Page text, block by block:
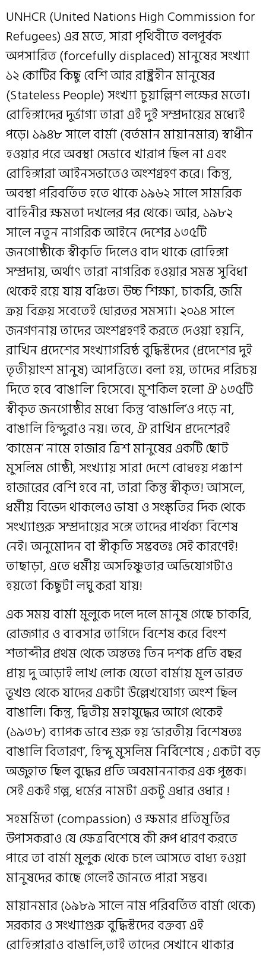
UNHCR (United Nations High Commission for
Refugees) এর মতে, সারা পৃথিবীতে বলপূর্বক
অপসারিত (forcefully displaced) মানুষের সংখ্যা
১২ কোটির কিছু বেশি আর রাষ্ট্রহীন মানুষের
(Stateless People) সংখ্যা চুয়াল্লিশ লক্ষের মতো।
রোহিঙ্গাদের দুর্ভাগ্য তারা এই দুই সম্প্রদায়ের মধ্যেই
পড়ে। ১৯৪৮ সালে বার্মা (বর্তমান মায়ানমার) স্বাধীন
হওয়ার পরে অবস্থা সেভাবে খারাপ ছিল না এবং
রোহিঙ্গারা আইনসভাতেও অংশগ্রহণ করে। কিন্তু,
অবস্থা পরিবর্তিত হতে থাকে ১৯৬২ সালে সামরিক
বাহিনীর ক্ষমতা দখলের পর থেকে। আর, ১৯৮২
সালে নতুন নাগরিক আইনে দেশের ১৩৫টি
জনগোষ্ঠীকে স্বীকৃতি দিলেও বাদ থাকে রোহিঙ্গা
সম্প্রদায়, অর্থাৎ তারা নাগরিক হওয়ার সমস্ত সুবিধা
থেকেই রয়ে যায় বঞ্চিত। উচ্চ শিক্ষা, চাকরি, জমি
ক্রয় বিক্রয় সবেতেই ঘোরতর সমস্যা। ২০১৪ সালে
জনগণনায় তাদের অংশগ্রহণই করতে দেওয়া হয়নি,
রাখিন প্রদেশের সংখ‍্যাগরিষ্ঠ বুদ্ধিস্টদের (প্রদেশের দুই
তৃতীয়াংশ মানুষ) আপত্তিতে। বলা হয়, তাদের পরিচয়
দিতে হবে ‘বাঙালি’ হিসেবে। মুশকিল হলো ঐ ১৩৫টি
স্বীকৃত জনগোষ্ঠীর মধ্যে কিন্তু ‘বাঙালি’ও পড়ে না,
বাঙালি হিন্দুরাও নয়। তবে, ঐ রাখিন প্রদেশেরই
‘কামেন’ নামে হাজার ত্রিশ মানুষের একটি ছোট
মুসলিম গোষ্ঠী, সংখ্যায় সারা দেশে বোধহয় পঞ্চাশ
হাজারের বেশি হবে না, তারা কিন্তু স্বীকৃত! আসলে,
ধর্মীয় বিভেদ থাকলেও ভাষা ও সংস্কৃতির দিক থেকে
সংখ্যাগুরু সম্প্রদায়ের সঙ্গে তাদের পার্থক্য বিশেষ
নেই। অনুমোদন বা স্বীকৃতি সম্ভবতঃ সেই কারণেই!
তাছাড়া, এতে ধর্মীয় অসহিষ্ণুতার অভিযোগটাও
হয়তো কিছুটা লঘু করা যায়!
এক সময় বার্মা মুলুকে দলে দলে মানুষ গেছে চাকরি,
রোজগার ও ব্যবসার তাগিদে‌ বিশেষ করে বিংশ
শতাব্দীর প্রথম থেকে অন্ততঃ তিন দশক প্রতি বছর
প্রায় দু আড়াই লাখ লোক যেতো বার্মায় মূল ভারত
ভূখণ্ড থেকে যাদের একটা উল্লেখযোগ্য অংশ ছিল
বাঙালি। কিন্তু, দ্বিতীয় মহাযুদ্ধের আগে থেকেই
(১৯৩৮) ব্যাপক ভাবে শুরু হয় ‘ভারতীয় বিশেষতঃ
বাঙালি বিতারণ’, হিন্দু মুসলিম নির্বিশেষে ; একটা বড়
অজুহাত ছিল বুদ্ধের প্রতি অবমাননাকর এক পুস্তক।
সেই একই গল্প, ধর্মের নামটা একটু এধার ওধার !
সহমর্মিতা (compassion) ও ক্ষমার প্রতিমূর্তির
উপাসকরাও যে ক্ষেত্রবিশেষে কী রূপ ধারণ করতে
পারে তা বার্মা মুলুক থেকে চলে আসতে বাধ্য হওয়া
মানুষদের কাছে গেলেই জানতে পারা সম্ভব।
মায়ানমার (১৯৮৯ সালে নাম পরিবর্তিত বার্মা থেকে)
সরকার ও সংখ্যাগুরু বুদ্ধিস্টদের বক্তব্য এই
রোহিঙ্গারাও বাঙালি,‌তাই তাদের সেখানে থাকার